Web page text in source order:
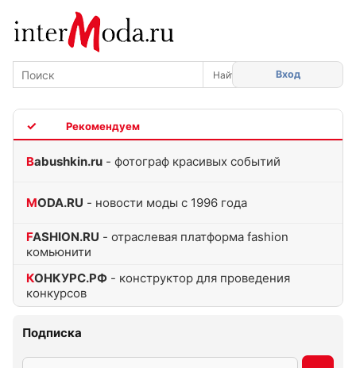
Вход
Babushkin.ru - фотограф красивых событий
MODA.RU - новости моды с 1996 года
FASHION.RU - отраслевая платформа fashion
комьюнити
КОНКУРС.РФ - конструктор для проведения
конкурсов
Подписка